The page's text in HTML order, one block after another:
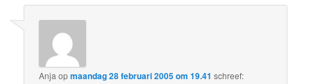
Anja opmaandag 28 februari 2005 om 19.41 schreef: